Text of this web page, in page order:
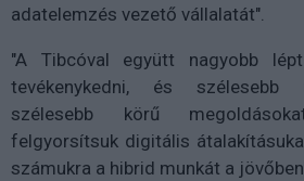
adatelemzés vezető vállalatát".
"A Tibcóval együtt nagyobb
tevékenykedni, és szélesebb
szélesebb körű
felgyorsítsuk digitális
számukra a hibrid munkát a